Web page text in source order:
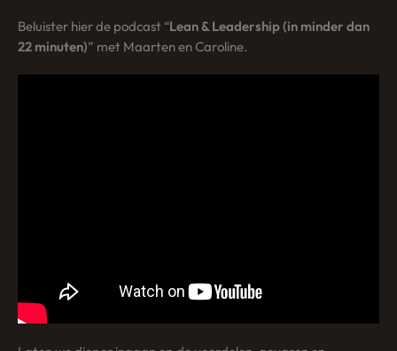
Beluister hier de podcast “Lean & Leadership (in minder dan
22 minuten)” met Maarten en Caroline.